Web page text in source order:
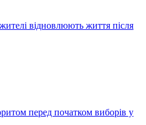
відновлюють життя після
перед початком виборів у